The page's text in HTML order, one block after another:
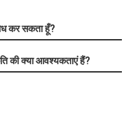
कर सकता हूँ?
की क्या आवश्यकताएं हैं?